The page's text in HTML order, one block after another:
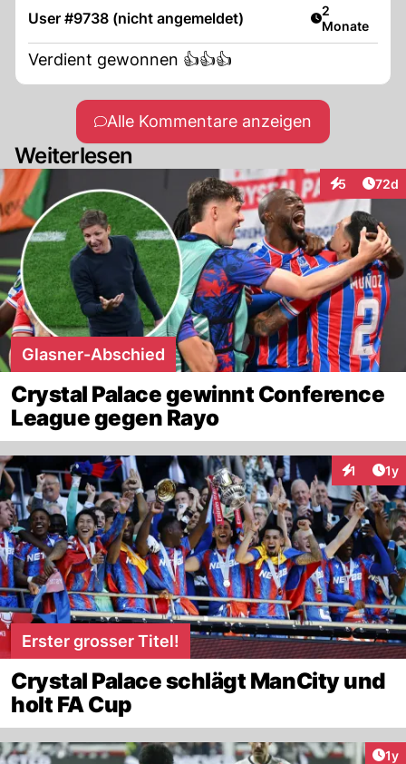
User #9738 (nicht angemeldet) Artikel
2
Monate
Verdient gewonnen 👍👍👍
Alle Kommentare anzeigen
Weiterlesen
5
Interaktionen
72d
Glasner-Abschied
Crystal Palace gewinnt Conference
League gegen Rayo
1 1y
Erster grosser Titel!
Crystal Palace schlägt ManCity und
holt FA Cup
1y